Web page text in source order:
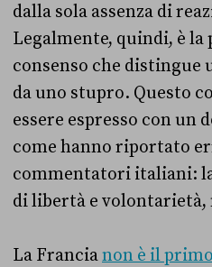
dalla sola assenza di
Legalmente, quindi, è la
consenso che distingue
da uno stupro. Questo
essere espresso con un
come hanno riportato
commentatori italiani:
di libertà e volontarietà,
La Francianon è il